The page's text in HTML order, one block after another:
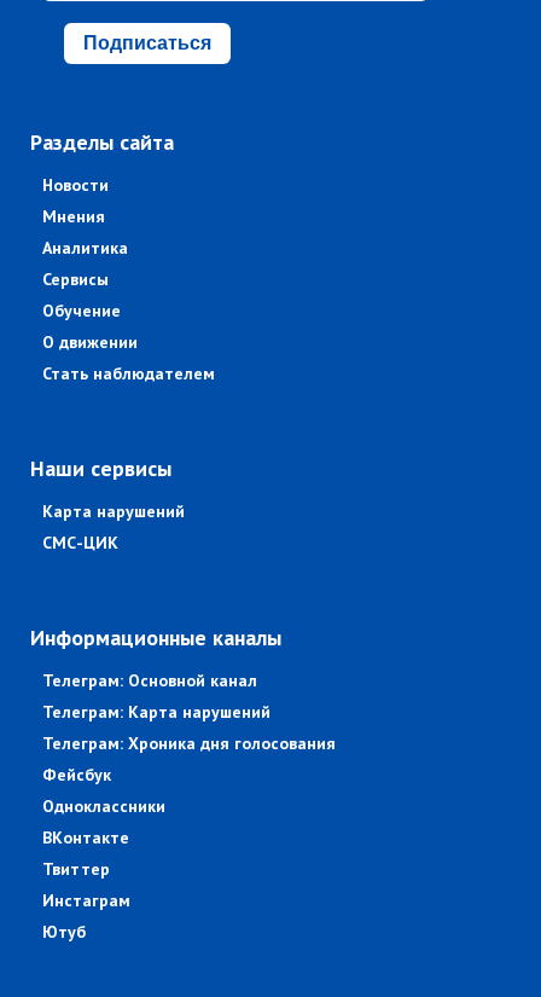
Подписаться
Разделы сайта
Новости
Мнения
Аналитика
Сервисы
Обучение
О движении
Стать наблюдателем
Наши сервисы
Карта нарушений
СМС-ЦИК
Информационные каналы
Телеграм: Основной канал
Телеграм: Карта нарушений
Телеграм: Хроника дня голосования
Фейсбук
Одноклассники
ВКонтакте
Твиттер
Инстаграм
Ютуб